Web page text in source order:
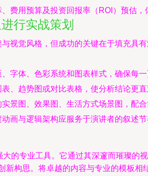
费用预算及投资回报率（ROI）预估，
行实战策划
视觉风格，但成功的关键在于填充具
、字体、色彩系统和图表样式，确保每
、趋势图或对比表格，使分析结论更
景图、效果图、生活方式场景图，配
动画与逻辑架构应服务于演讲者的叙述
的专业工具。它通过其深邃而璀璨
新构思。将卓越的内容与专业的模板